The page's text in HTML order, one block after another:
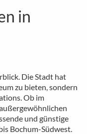
in
Die Stadt hat
zu bieten, sondern
Ob im
und günstige
Bochum-Südwest.